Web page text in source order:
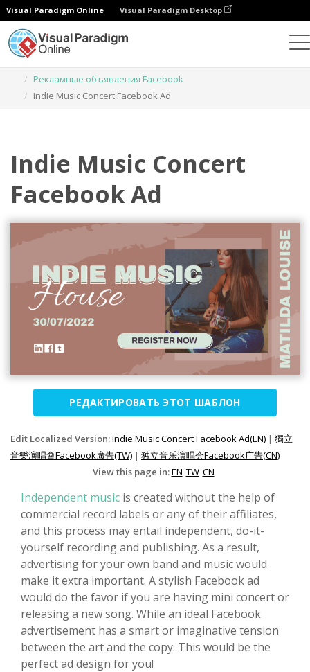
Visual Paradigm Online Visual Paradigm Desktop
Рекламные объявления Facebook
Indie Music Concert Facebook Ad
Indie Music Concert
Facebook Ad
РЕДАКТИРОВАТЬ ЭТОТ ШАБЛОН
Edit Localized Version:Indie Music Concert Facebook Ad(EN) | 獨立
音樂演唱會Facebook廣告(TW) | 独立音乐演唱会Facebook广告(CN)
View this page in:EN TW CN
Independent music is created without the help of
commercial record labels or any of their affiliates,
and this process may entail independent, do-it-
yourself recording and publishing. As a result,
advertising for your own band and music would
make it extra important. A stylish Facebook ad
would do the favor if you are having mini concert or
releasing a new song. While an ideal Facebook
advertisement has a smart or imaginative tension
between the art and the copy. This would be the
perfect ad design for you!